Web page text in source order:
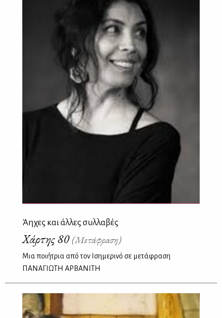
Άηχες και άλλες συλλαβές
Χάρτης 80(Μετάφραση)
Μια ποιήτρια από τον Ισημερινό σε μετάφραση
ΠΑΝΑΓΙΩΤΗ ΑΡΒΑΝΙΤΗ